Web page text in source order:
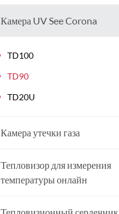
Камера UV See Corona
TD100
TD90
TD20U
Камера утечки газа
Тепловизор для измерения
температуры онлайн
Тепловизионный сердечник